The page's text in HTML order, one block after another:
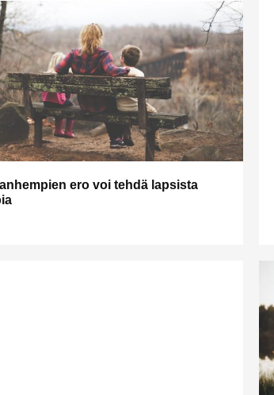
ero voi tehdä lapsista